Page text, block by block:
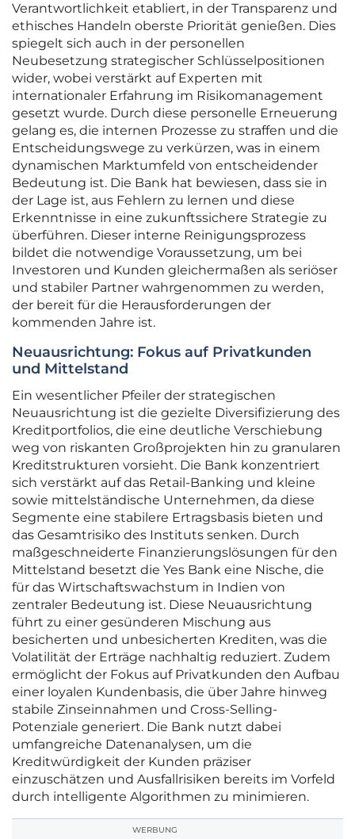
Verantwortlichkeit etabliert, in der Transparenz und
ethisches Handeln oberste Priorität genießen. Dies
spiegelt sich auch in der personellen
Neubesetzung strategischer Schlüsselpositionen
wider, wobei verstärkt auf Experten mit
internationaler Erfahrung im Risikomanagement
gesetzt wurde. Durch diese personelle Erneuerung
gelang es, die internen Prozesse zu straffen und die
Entscheidungswege zu verkürzen, was in einem
dynamischen Marktumfeld von entscheidender
Bedeutung ist. Die Bank hat bewiesen, dass sie in
der Lage ist, aus Fehlern zu lernen und diese
Erkenntnisse in eine zukunftssichere Strategie zu
überführen. Dieser interne Reinigungsprozess
bildet die notwendige Voraussetzung, um bei
Investoren und Kunden gleichermaßen als seriöser
und stabiler Partner wahrgenommen zu werden,
der bereit für die Herausforderungen der
kommenden Jahre ist.
Neuausrichtung: Fokus auf Privatkunden
und Mittelstand
Ein wesentlicher Pfeiler der strategischen
Neuausrichtung ist die gezielte Diversifizierung des
Kreditportfolios, die eine deutliche Verschiebung
weg von riskanten Großprojekten hin zu granularen
Kreditstrukturen vorsieht. Die Bank konzentriert
sich verstärkt auf das Retail-Banking und kleine
sowie mittelständische Unternehmen, da diese
Segmente eine stabilere Ertragsbasis bieten und
das Gesamtrisiko des Instituts senken. Durch
maßgeschneiderte Finanzierungslösungen für den
Mittelstand besetzt die Yes Bank eine Nische, die
für das Wirtschaftswachstum in Indien von
zentraler Bedeutung ist. Diese Neuausrichtung
führt zu einer gesünderen Mischung aus
besicherten und unbesicherten Krediten, was die
Volatilität der Erträge nachhaltig reduziert. Zudem
ermöglicht der Fokus auf Privatkunden den Aufbau
einer loyalen Kundenbasis, die über Jahre hinweg
stabile Zinseinnahmen und Cross-Selling-
Potenziale generiert. Die Bank nutzt dabei
umfangreiche Datenanalysen, um die
Kreditwürdigkeit der Kunden präziser
einzuschätzen und Ausfallrisiken bereits im Vorfeld
durch intelligente Algorithmen zu minimieren.
WERBUNG